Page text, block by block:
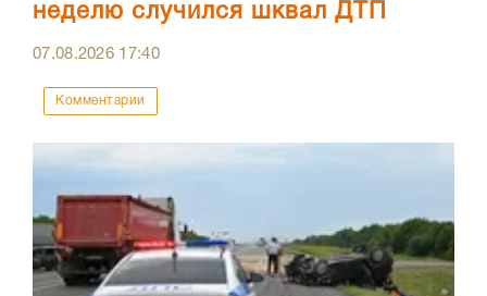
неделю случился шквал ДТП
07.08.2026 17:40
Комментарии